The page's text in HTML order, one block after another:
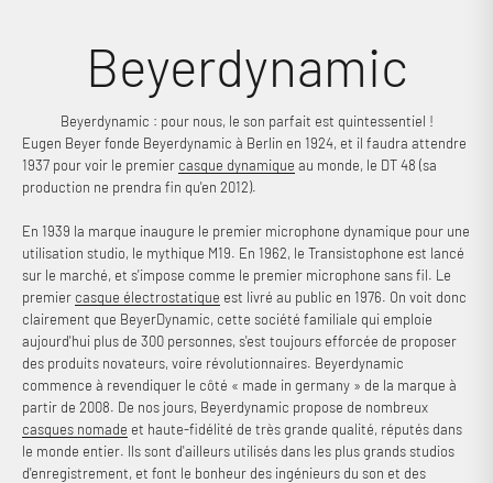
Beyerdynamic
Beyerdynamic : pour nous, le son parfait est quintessentiel !
Eugen Beyer fonde Beyerdynamic à Berlin en 1924, et il faudra attendre
1937 pour voir le premier casque dynamique au monde, le DT 48 (sa
production ne prendra fin qu'en 2012).
En 1939 la marque inaugure le premier microphone dynamique pour une
utilisation studio, le mythique M19. En 1962, le Transistophone est lancé
sur le marché, et s'impose comme le premier microphone sans fil. Le
premier casque électrostatique est livré au public en 1976. On voit donc
clairement que BeyerDynamic, cette société familiale qui emploie
aujourd'hui plus de 300 personnes, s'est toujours efforcée de proposer
des produits novateurs, voire révolutionnaires. Beyerdynamic
commence à revendiquer le côté « made in germany » de la marque à
partir de 2008. De nos jours, Beyerdynamic propose de nombreux
casques nomade et haute-fidélité de très grande qualité, réputés dans
le monde entier. Ils sont d'ailleurs utilisés dans les plus grands studios
d'enregistrement, et font le bonheur des ingénieurs du son et des
Connexion requise
Connectez-vous à votre compte pour ajouter des produits à
votre liste de souhaits et afficher vos articles précédemment
enregistrés.
Se connecter